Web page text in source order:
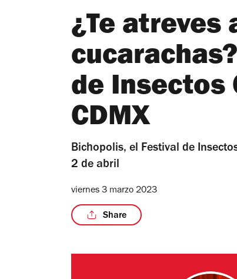
¿Te atreves
de Insectos
CDMX
Bichopolis, el Festival de
2 de abril
viernes 3 marzo 2023
Share